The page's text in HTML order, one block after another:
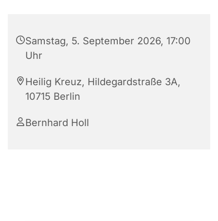
Samstag, 5. September 2026, 17:00
Uhr
Heilig Kreuz, Hildegardstraße 3A,
10715 Berlin
Bernhard Holl